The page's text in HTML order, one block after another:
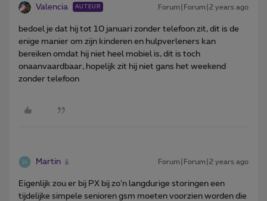
Valencia AUTEUR Forum|Forum|2 years ago
bedoel je dat hij tot 10 januari zonder telefoon zit, dit is de
enige manier om zijn kinderen en hulpverleners kan
bereiken omdat hij niet heel mobiel is, dit is toch
onaanvaardbaar, hopelijk zit hij niet gans het weekend
zonder telefoon
Martin Forum|Forum|2 years ago
Eigenlijk zou er bij PX bij zo’n langdurige storingen een
tijdelijke simpele senioren gsm moeten voorzien worden die